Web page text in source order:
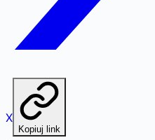
X
Kopiuj link